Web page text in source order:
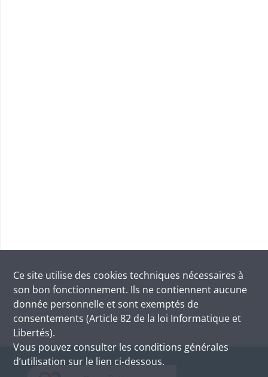
Ce site utilise des cookies techniques nécessaires à
son bon fonctionnement. Ils ne contiennent aucune
donnée personnelle et sont exemptés de
consentements (Article 82 de la loi Informatique et
Libertés).
Vous pouvez consulter les conditions générales
d’utilisation sur le lien ci-dessous.